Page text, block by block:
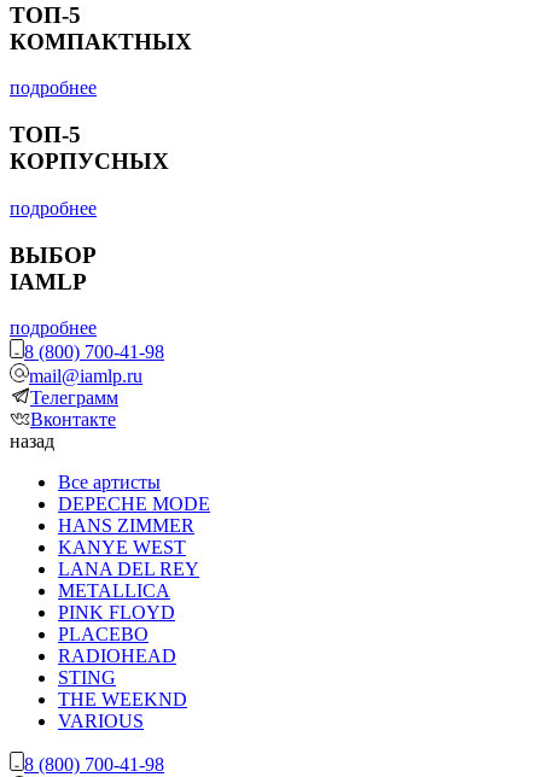
ТОП-5
КОМПАКТНЫХ
подробнее
ТОП-5
КОРПУСНЫХ
подробнее
ВЫБОР
IAMLP
подробнее
8 (800) 700-41-98
mail@iamlp.ru
Телеграмм
Вконтакте
назад
Все артисты
DEPECHE MODE
HANS ZIMMER
KANYE WEST
LANA DEL REY
METALLICA
PINK FLOYD
PLACEBO
RADIOHEAD
STING
THE WEEKND
VARIOUS
8 (800) 700-41-98